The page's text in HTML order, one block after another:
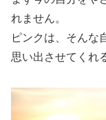
れません。
ピンクは、そんな
思い出させてくれ